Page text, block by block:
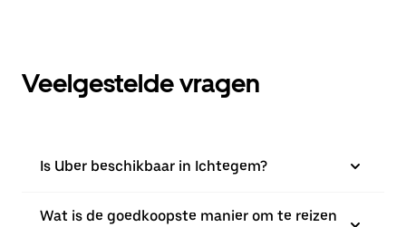
Veelgestelde vragen
Is Uber beschikbaar in Ichtegem?
Wat is de goedkoopste manier om te reizen